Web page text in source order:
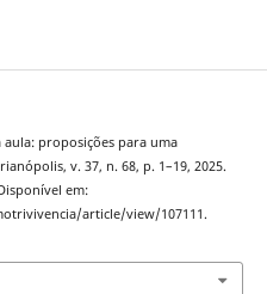
aula: proposições para uma
v. 37, n. 68, p. 1–19, 2025.
em:
article/view/107111.